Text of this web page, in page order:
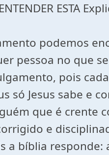
ESTA
podemos
pessoa no que
pois
só Jesus sabe e
que é crente
e
a bíblia